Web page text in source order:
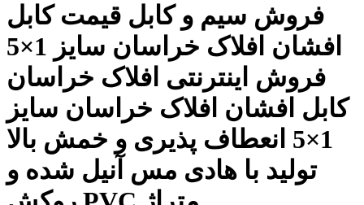
فروش سیم و کابل قیمت کابل
افشان افلاک خراسان سایز 1×5
فروش اینترنتی افلاک خراسان
کابل افشان افلاک خراسان سایز
1×5 انعطاف پذیری و خمش بالا
تولید با هادی مس آنیل شده و